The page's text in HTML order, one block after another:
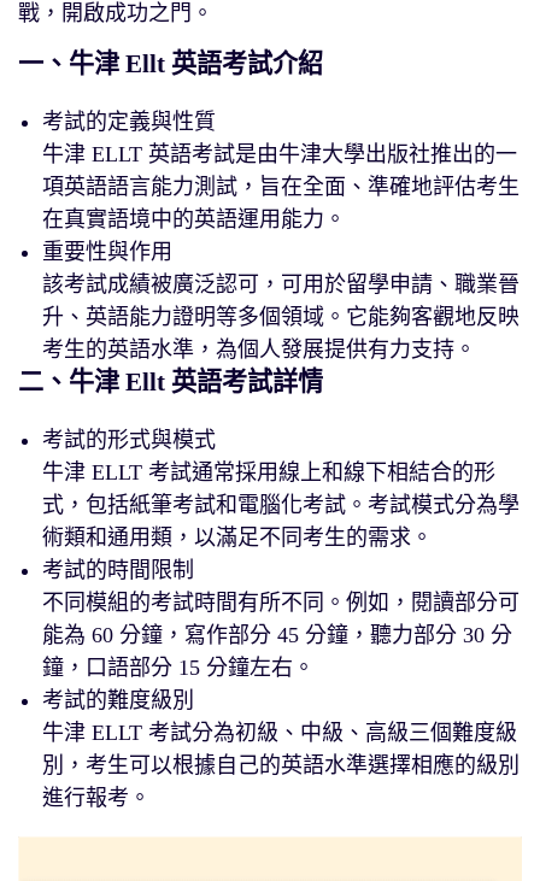
戰，開啟成功之門。
一、牛津 Ellt 英語考試介紹
考試的定義與性質
牛津 ELLT 英語考試是由牛津大學出版社推出的一
項英語語言能力測試，旨在全面、準確地評估考生
在真實語境中的英語運用能力。
重要性與作用
該考試成績被廣泛認可，可用於留學申請、職業晉
升、英語能力證明等多個領域。它能夠客觀地反映
考生的英語水準，為個人發展提供有力支持。
二、牛津 Ellt 英語考試詳情
考試的形式與模式
牛津 ELLT 考試通常採用線上和線下相結合的形
式，包括紙筆考試和電腦化考試。考試模式分為學
術類和通用類，以滿足不同考生的需求。
考試的時間限制
不同模組的考試時間有所不同。例如，閱讀部分可
能為 60 分鐘，寫作部分 45 分鐘，聽力部分 30 分
鐘，口語部分 15 分鐘左右。
考試的難度級別
牛津 ELLT 考試分為初級、中級、高級三個難度級
別，考生可以根據自己的英語水準選擇相應的級別
進行報考。